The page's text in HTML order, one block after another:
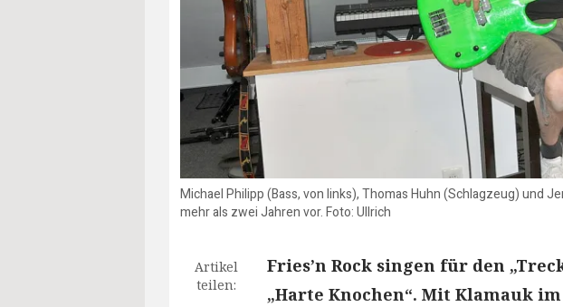
Michael Philipp (Bass, von links), Thomas Huhn (Schlagzeug) und
mehr als zwei Jahren vor. Foto: Ullrich
Artikel
teilen:
Fries’n Rock singen für den
„Harte Knochen“. Mit Klamauk